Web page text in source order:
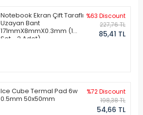
Notebook Ekran Çift Taraflı
Uzayan Bant
171mmX8mmX0.3mm (1
Set - 2 Adet)
%63 Discount
227,76 TL
85,41 TL
Ice Cube Termal Pad 6w
0.5mm 50x50mm
%72 Discount
198,38 TL
54,66 TL